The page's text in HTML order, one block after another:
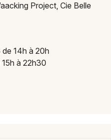
Project, Cie Belle
14h à 20h
à 22h30